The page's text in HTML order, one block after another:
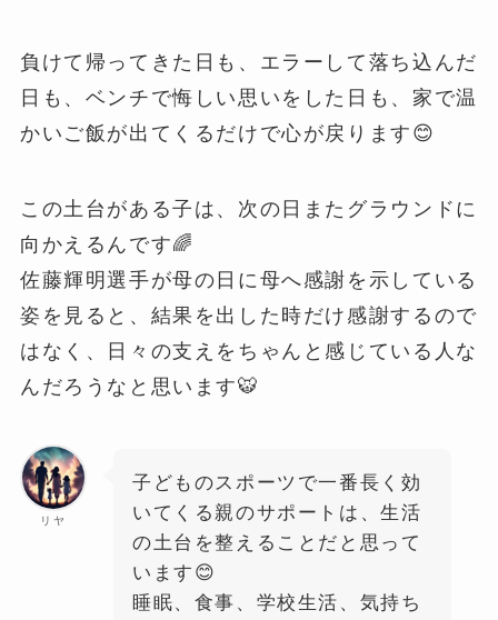
負けて帰ってきた日も、エラーして落ち込んだ
日も、ベンチで悔しい思いをした日も、家で温
かいご飯が出てくるだけで心が戻ります😊
この土台がある子は、次の日またグラウンドに
向かえるんです🌈
佐藤輝明選手が母の日に母へ感謝を示している
姿を見ると、結果を出した時だけ感謝するので
はなく、日々の支えをちゃんと感じている人な
んだろうなと思います🐯
リヤ
子どものスポーツで一番長く効
いてくる親のサポートは、生活
の土台を整えることだと思って
います😊
睡眠、食事、学校生活、気持ち